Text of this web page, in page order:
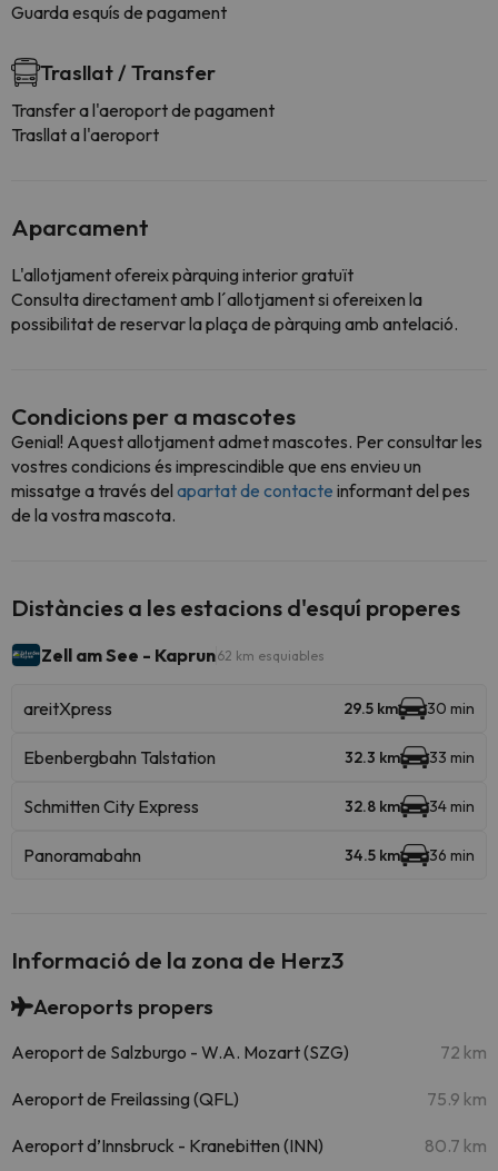
Guarda esquís de pagament
Trasllat / Transfer
Transfer a l'aeroport de pagament
Trasllat a l'aeroport
Aparcament
L'allotjament ofereix pàrquing interior gratuït
Consulta directament amb l´allotjament si ofereixen la
possibilitat de reservar la plaça de pàrquing amb antelació.
Condicions per a mascotes
Genial! Aquest allotjament admet mascotes. Per consultar les
vostres condicions és imprescindible que ens envieu un
missatge a través del apartat de contacte informant del pes
de la vostra mascota.
Distàncies a les estacions d'esquí properes
Zell am See - Kaprun62 km esquiables
areitXpress 29.5 km 30 min
Ebenbergbahn Talstation 32.3 km 33 min
Schmitten City Express 32.8 km 34 min
Panoramabahn 34.5 km 36 min
Informació de la zona de Herz3
Aeroports propers
Aeroport de Salzburgo - W.A. Mozart (SZG) 72 km
Aeroport de Freilassing (QFL) 75.9 km
Aeroport d’Innsbruck - Kranebitten (INN) 80.7 km